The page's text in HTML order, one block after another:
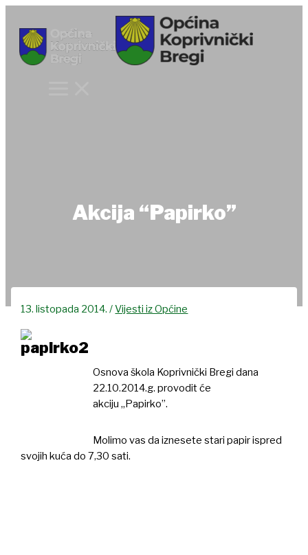
Skip
content
Akcija “Papirko”
13. listopada 2014./Vijesti iz Općine
Osnova škola Koprivnički Bregi dana
22.10.2014.g. provodit će
akciju „Papirko”.
Molimo vas da iznesete stari papir ispred
svojih kuća do 7,30 sati.